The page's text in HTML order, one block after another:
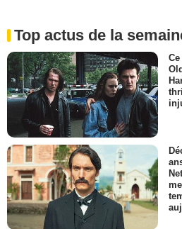
Top actus de la